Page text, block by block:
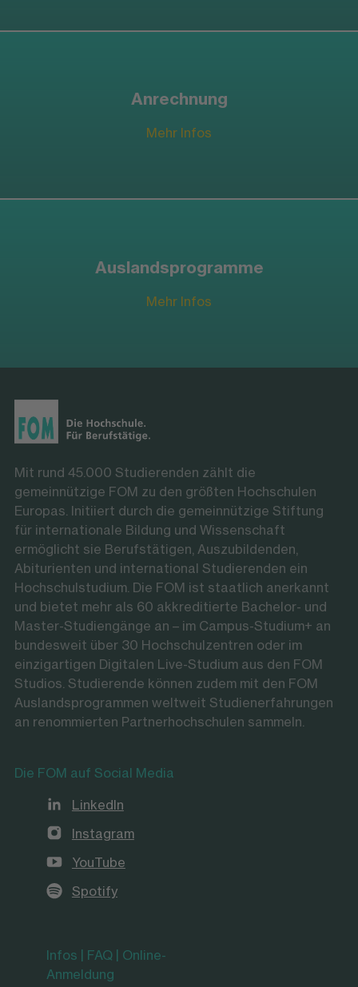
Anrechnung
Mehr Infos
Auslandsprogramme
Mehr Infos
Mit rund 45.000 Studierenden zählt die
gemeinnützige FOM zu den größten Hochschulen
Europas. Initiiert durch die gemeinnützige Stiftung
für internationale Bildung und Wissenschaft
ermöglicht sie Berufstätigen, Auszubildenden,
Abiturienten und international Studierenden ein
Hochschulstudium. Die FOM ist staatlich anerkannt
und bietet mehr als 60 akkreditierte Bachelor- und
Master-Studiengänge an – im Campus-Studium+ an
bundesweit über 30 Hochschulzentren oder im
einzigartigen Digitalen Live-Studium aus den FOM
Studios. Studierende können zudem mit den FOM
Auslandsprogrammen weltweit Studienerfahrungen
an renommierten Partnerhochschulen sammeln.
Die FOM auf Social Media
LinkedIn
Instagram
YouTube
Spotify
Infos | FAQ | Online-
Anmeldung